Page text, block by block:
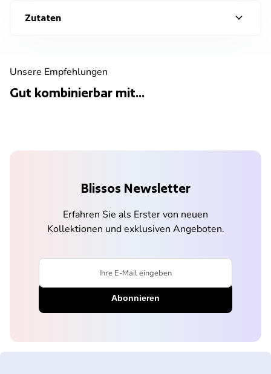
Zutaten expand_more
Unsere Empfehlungen
Gut kombinierbar mit...
Blissos Newsletter
Erfahren Sie als Erster von neuen
Kollektionen und exklusiven Angeboten.
Ihre E-Mail eingeben